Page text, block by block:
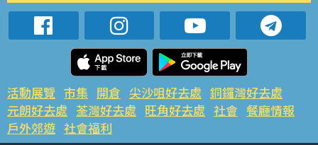
活動展覽 市集 開倉 尖沙咀好去處 銅鑼灣好去處
元朗好去處 荃灣好去處 旺角好去處 社會 餐廳情報
戶外郊遊 社會福利